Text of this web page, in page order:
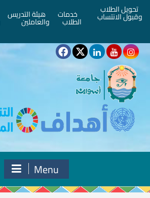
تحويل الطلاب
وقبول الانتساب خدمات
الطلاب
هيئة التدريس
والعاملين
Menu